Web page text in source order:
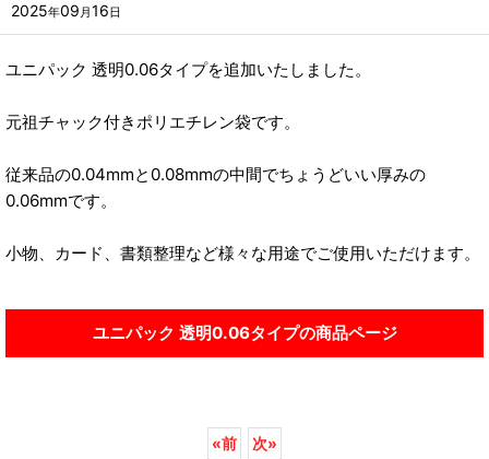
2025年09 月16日
ユニパック 透明0.06タイプを追加いたしました。
元祖チャック付きポリエチレン袋です。
従来品の0.04mmと0.08mmの中間でちょうどいい厚みの
0.06mmです。
小物、カード、書類整理など様々な用途でご使用いただけます。
ユニパック 透明0.06タイプの商品ページ
«前 次»